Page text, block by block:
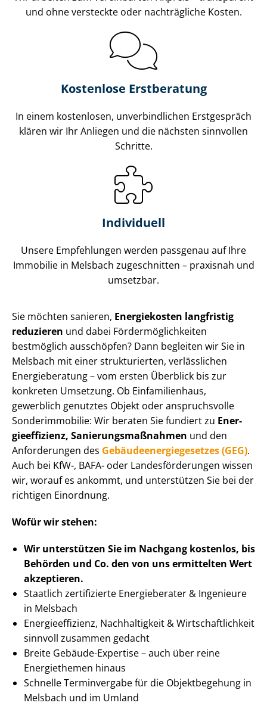
und ohne versteckte oder nachträgliche Kosten.
Kostenlose Erstberatung
In einem kostenlosen, unverbindlichen Erstgespräch
klären wir Ihr Anliegen und die nächsten sinnvollen
Schritte.
Individuell
Unsere Empfehlungen werden passgenau auf Ihre
Immobilie in Melsbach zugeschnitten – praxisnah und
umsetzbar.
Sie möchten sanieren, Energiekosten langfristig
reduzieren und dabei För­der­mög­lich­kei­ten
bestmöglich ausschöpfen? Dann begleiten wir Sie in
Melsbach mit einer strukturierten, verlässlichen
Energieberatung – vom ersten Überblick bis zur
konkreten Umsetzung. Ob Einfamilienhaus,
gewerblich genutztes Objekt oder anspruchsvolle
Sonderimmobilie: Wir beraten Sie fundiert zu En­er­
gie­ef­fi­zi­enz, Sa­nie­rungs­maß­nah­men und den
Anforderungen des Ge­bäu­de­en­er­gie­ge­set­zes (GEG).
Auch bei KfW-, BAFA- oder Lan­des­för­de­run­gen wissen
wir, worauf es ankommt, und unterstützen Sie bei der
richtigen Einordnung.
Wofür wir stehen:
Wir unterstützen Sie im Nachgang kostenlos, bis
Behörden und Co. den von uns ermittelten Wert
akzeptieren.
Staatlich zertifizierte Energieberater & Ingenieure
in Melsbach
En­er­gie­ef­fi­zi­enz, Nachhaltigkeit & Wirt­schaft­lich­keit
sinnvoll zusammen gedacht
Breite Gebäude-Expertise – auch über reine
Energiethemen hinaus
Schnelle Terminvergabe für die Objektbegehung in
Melsbach und im Umland